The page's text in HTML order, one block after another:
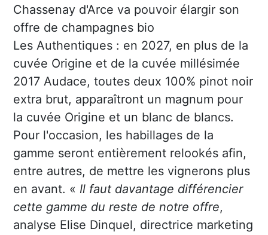
Chassenay d'Arce va pouvoir élargir son
offre de champagnes bio
Les Authentiques : en 2027, en plus de la
cuvée Origine et de la cuvée millésimée
2017 Audace, toutes deux 100% pinot noir
extra brut, apparaîtront un magnum pour
la cuvée Origine et un blanc de blancs.
Pour l'occasion, les habillages de la
gamme seront entièrement relookés afin,
entre autres, de mettre les vignerons plus
en avant. « Il faut davantage différencier
cette gamme du reste de notre offre,
analyse Elise Dinquel, directrice marketing